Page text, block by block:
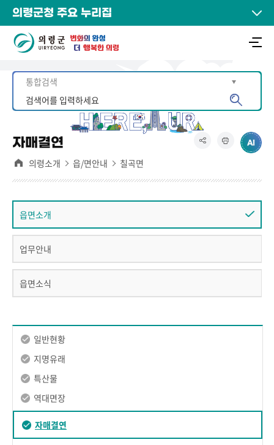
의령군청 주요 누리집
자매결연
의령소개 읍/면안내 칠곡면
읍면소개
업무안내
읍면소식
일반현황
지명유래
특산물
역대면장
자매결연